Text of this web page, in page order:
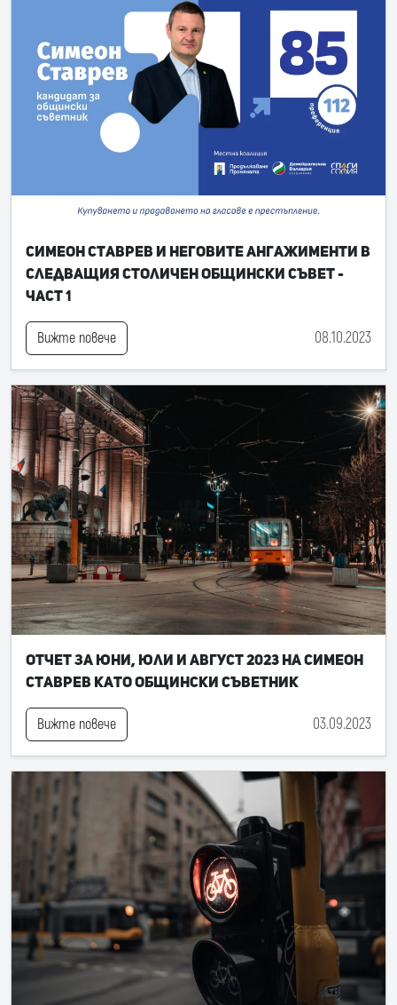
Симеон Ставрев и неговите ангажименти в
следващия Столичен общински съвет -
част 1
Вижте повече 08.10.2023
Отчет за юни, юли и август 2023 на Симеон
Ставрев като общински съветник
Вижте повече 03.09.2023